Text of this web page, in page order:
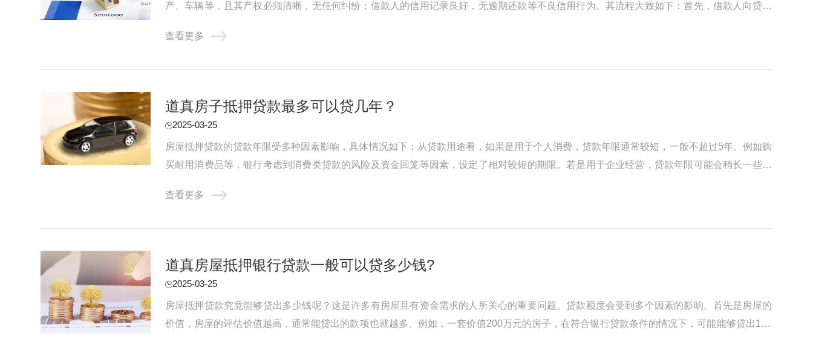
产、车辆等，且其产权必须清晰，无任何纠纷；借款人的信用记录良好，无逾期还款等不良信用行为。其流程大致如下：首先，借款人向贷款
查看更多
道真房子抵押贷款最多可以贷几年？
2025-03-25
房屋抵押贷款的贷款年限受多种因素影响，具体情况如下：从贷款用途看，如果是用于个人消费，贷款年限通常较短，一般不超过5年。例如购
买耐用消费品等，银行考虑到消费类贷款的风险及资金回笼等因素，设定了相对较短的期限。若是用于企业经营，贷款年限可能会稍长一些，
查看更多
道真房屋抵押银行贷款一般可以贷多少钱?
2025-03-25
房屋抵押贷款究竟能够贷出多少钱呢？这是许多有房屋且有资金需求的人所关心的重要问题。贷款额度会受到多个因素的影响。首先是房屋的
价值，房屋的评估价值越高，通常能贷出的款项也就越多。例如，一套价值200万元的房子，在符合银行贷款条件的情况下，可能能够贷出100